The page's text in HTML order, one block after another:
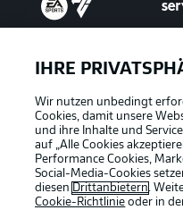
Rechtliche Hinweise
Datenschutz
IHRE
Wir nutzen unbedingt
Cookies, damit unsere
und ihre Inhalte und
auf „Alle Cookies
Performance Cookies,
Social-Media-Cookies
diesen Drittanbietern.
Cookie-Richtlinie oder in